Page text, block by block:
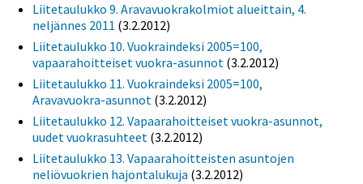
Liitetaulukko 9. Aravavuokrakolmiot alueittain, 4.
neljännes 2011 (3.2.2012)
Liitetaulukko 10. Vuokraindeksi 2005=100,
vapaarahoitteiset vuokra-asunnot (3.2.2012)
Liitetaulukko 11. Vuokraindeksi 2005=100,
Aravavuokra-asunnot (3.2.2012)
Liitetaulukko 12. Vapaarahoitteiset vuokra-asunnot,
uudet vuokrasuhteet (3.2.2012)
Liitetaulukko 13. Vapaarahoitteisten asuntojen
neliövuokrien hajontalukuja (3.2.2012)